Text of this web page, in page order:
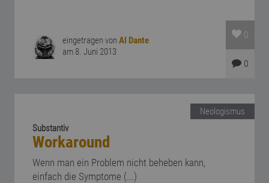
eingetragen vonAl Dante
am 8. Juni 2013
0
0
Neologismus
Substantiv
Workaround
Wenn man ein Problem nicht beheben kann,
einfach die Symptome (...)